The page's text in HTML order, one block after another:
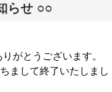
らせ ○○
がとうございます。
まして終了いたしまし